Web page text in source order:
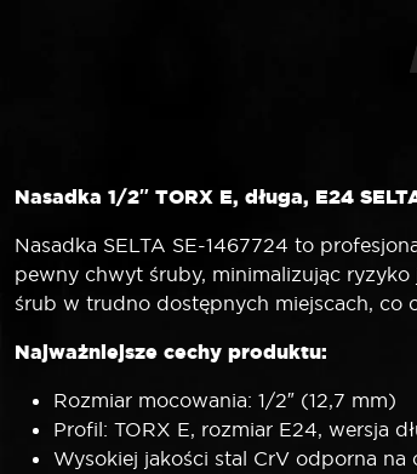
Nasadka 1/2″ TORX E, długa, E24
Nasadka SELTA SE-1467724 to
pewny chwyt śruby, minimalizując
śrub w trudno dostępnych miejscach, co
Najważniejsze cechy produktu:
Rozmiar mocowania: 1/2″ (12,7 mm)
Profil: TORX E, rozmiar E24, wersja
Wysokiej jakości stal CrV odporna na